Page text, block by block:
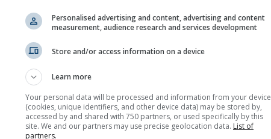
Personalised advertising and content, advertising and content
measurement, audience research and services development
Store and/or access information on a device
Learn more
Your personal data will be processed and information from your device
(cookies, unique identifiers, and other device data) may be stored by,
accessed by and shared with 750 partners, or used specifically by this
site. We and our partners may use precise geolocation data. List of
partners.